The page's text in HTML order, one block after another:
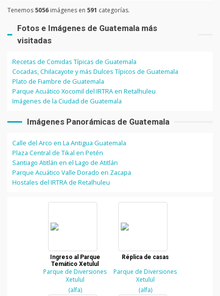
Tenemos 5056 imágenes en 591 categorías.
Fotos e Imágenes de Guatemala más
visitadas
Recetas de Comidas Típicas de Guatemala
Cocadas, Chilacayote y más Dulces Típicos de Guatemala
Plato de Fiambre de Guatemala
Parque Acuático Xocomil del IRTRA en Retalhuleu
Imágenes de la Ciudad de Guatemala
Imágenes Panorámicas de Guatemala
Calle del Arco en La Antigua Guatemala
Plaza Central de Tikal en Petén
Santiago Atitlán en el Lago de Atitlán
Parque Acuático Valle Dorado en Zacapa
Hostales del IRTRA de Retalhuleu
Ingreso al Parque
Temático Xetulul
Parque de Diversiones
Xetulul
(alfa)
Réplica de casas
Parque de Diversiones
Xetulul
(alfa)